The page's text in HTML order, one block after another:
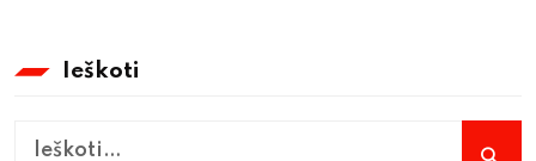
Ieškoti